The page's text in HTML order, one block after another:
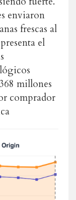
enviaron
frescas al
el
millones
comprador